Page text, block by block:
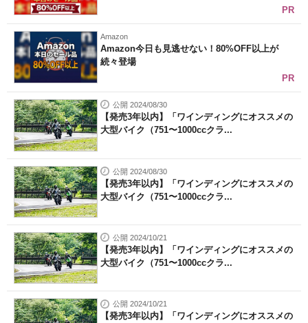
PR
Amazon
Amazon今日も見逃せない！80%OFF以上が
続々登場
PR
公開 2024/08/30
【発売3年以内】「ワインディングにオススメの
大型バイク（751〜1000ccクラ...
公開 2024/08/30
【発売3年以内】「ワインディングにオススメの
大型バイク（751〜1000ccクラ...
公開 2024/10/21
【発売3年以内】「ワインディングにオススメの
大型バイク（751〜1000ccクラ...
公開 2024/10/21
【発売3年以内】「ワインディングにオススメの